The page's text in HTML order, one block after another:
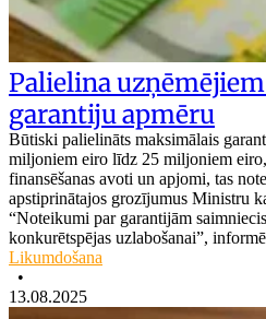
Palielina
garantiju apmēru
Būtiski palielināts maksimālais
miljoniem eiro līdz 25 miljoniem
finansēšanas avoti un apjomi, tas
apstiprinātajos grozījumus Ministru
“Noteikumi par garantijām
konkurētspējas uzlabošanai”,
Likumdošana
•
13.08.2025